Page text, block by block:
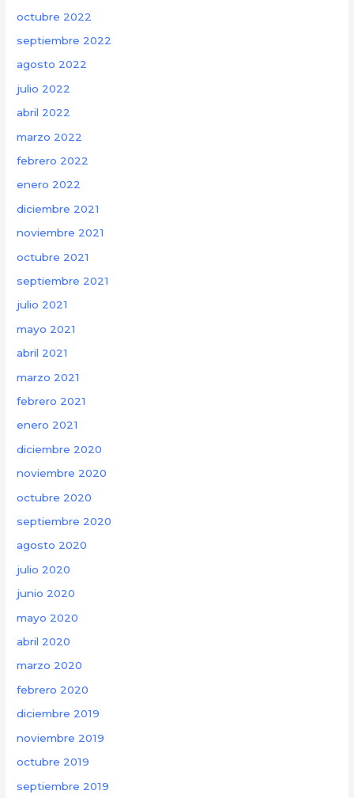
octubre 2022
septiembre 2022
agosto 2022
julio 2022
abril 2022
marzo 2022
febrero 2022
enero 2022
diciembre 2021
noviembre 2021
octubre 2021
septiembre 2021
julio 2021
mayo 2021
abril 2021
marzo 2021
febrero 2021
enero 2021
diciembre 2020
noviembre 2020
octubre 2020
septiembre 2020
agosto 2020
julio 2020
junio 2020
mayo 2020
abril 2020
marzo 2020
febrero 2020
diciembre 2019
noviembre 2019
octubre 2019
septiembre 2019